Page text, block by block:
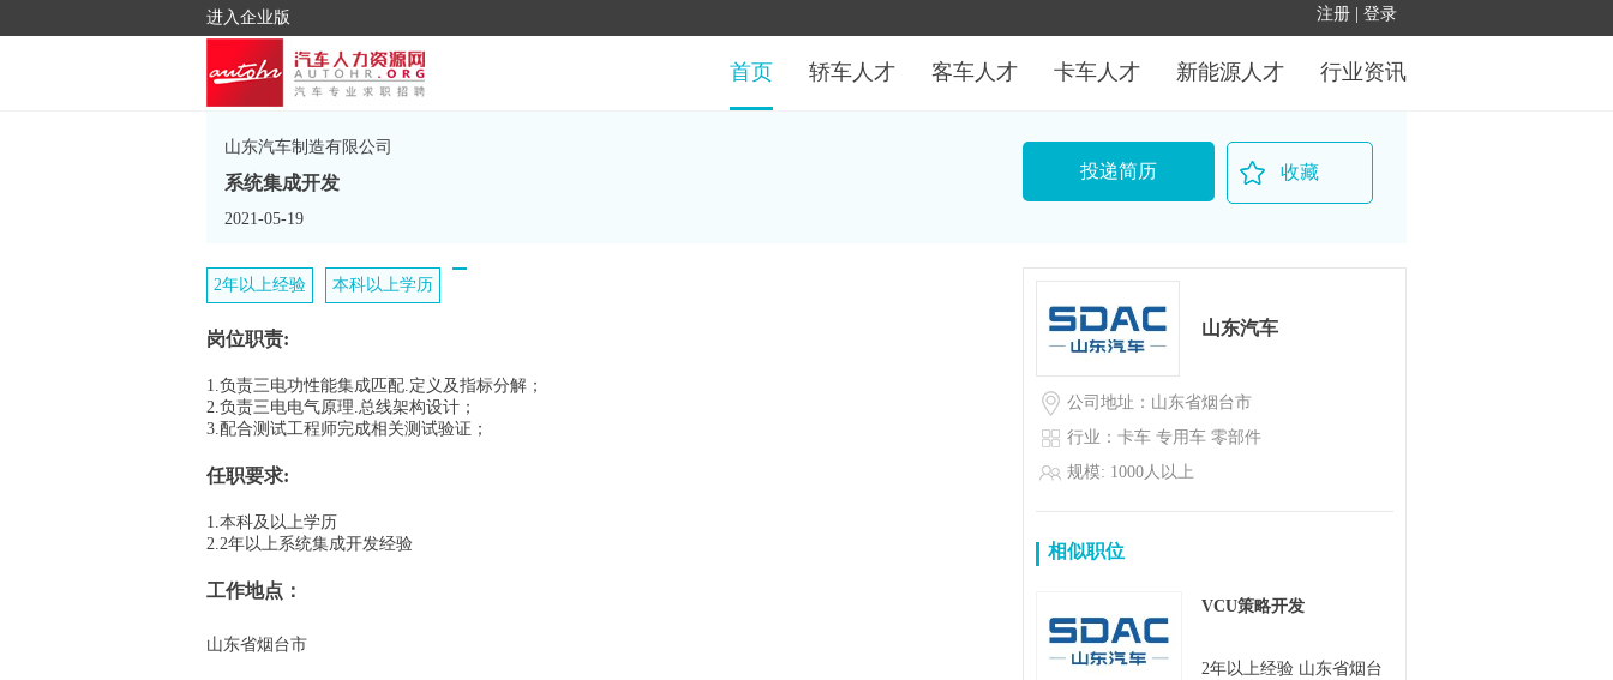
进入企业版
行业资讯
新能源人才
卡车人才
客车人才
轿车人才
首页
山东汽车制造有限公司
系统集成开发
2021-05-19
投递简历 收藏
2年以上经验 本科以上学历
岗位职责:
1.负责三电功性能集成匹配.定义及指标分解；
2.负责三电电气原理.总线架构设计；
3.配合测试工程师完成相关测试验证；
任职要求:
1.本科及以上学历
2.2年以上系统集成开发经验
工作地点：
山东省烟台市
山东汽车
公司地址：山东省烟台市
行业：卡车 专用车 零部件
规模: 1000人以上
相似职位
VCU策略开发
2年以上经验 山东省烟台